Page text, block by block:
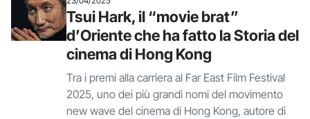
Tsui Hark, il “movie brat”
d’Oriente che ha fatto la Storia del
cinema di Hong Kong
Tra i premi alla carriera al Far East Film Festival
2025, uno dei più grandi nomi del movimento
new wave del cinema di Hong Kong, autore di